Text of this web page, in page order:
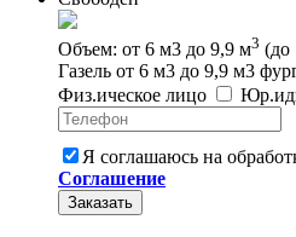
Объем: от 6 м3 до 9,9 м3 (до
Газель от 6 м3 до 9,9 м3
Физ.ическое лицо Юр.
Я соглашаюсь на
Соглашение
Заказать